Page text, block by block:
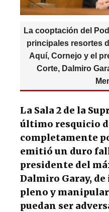
La cooptación del
principales resortes
Aquí, Cornejo y el
Corte, Dalmiro
La Sala 2 de la
último resquicio
completamente
emitió un duro
presidente del
Dalmiro Garay,
pleno y
puedan ser